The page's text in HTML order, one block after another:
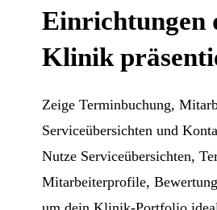
Einrichtungen
Klinik
Zeige Terminbuchung,
Serviceübersichten und
Nutze Serviceübersichten,
Mitarbeiterprofile,